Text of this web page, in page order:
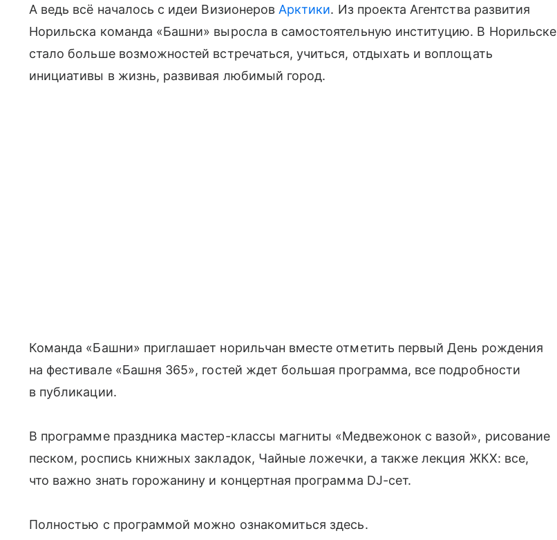
А ведь всё началось с идеи Визионеров Арктики. Из проекта Агентства развития
Норильска команда «Башни» выросла в самостоятельную институцию. В Норильске
стало больше возможностей встречаться, учиться, отдыхать и воплощать
инициативы в жизнь, развивая любимый город.
Команда «Башни» приглашает норильчан вместе отметить первый День рождения
на фестивале «Башня 365», гостей ждет большая программа, все подробности
в публикации.
В программе праздника мастер-классы магниты «Медвежонок с вазой», рисование
песком, роспись книжных закладок, Чайные ложечки, а также лекция ЖКХ: все,
что важно знать горожанину и концертная программа DJ-сет.
Полностью с программой можно ознакомиться здесь.